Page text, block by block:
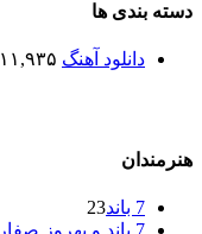
دسته بندی ها
دانلود آهنگ ۱۱,۹۳۵
هنرمندان
7 باند
23
7 باند و بهروز صفاریان